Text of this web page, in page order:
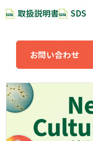
取扱説明書
SDS
お問い合わせ